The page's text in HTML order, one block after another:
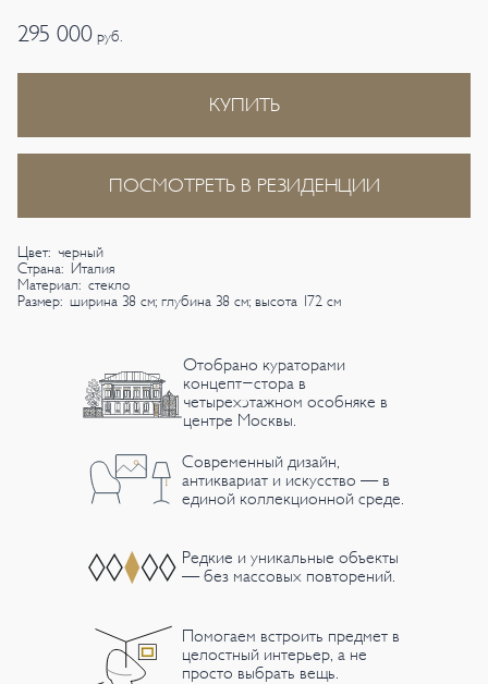
295 000 руб.
КУПИТЬ
ПОСМОТРЕТЬ В РЕЗИДЕНЦИИ
Цвет: черный
Страна: Италия
Материал: стекло
Размер: ширина 38 см; глубина 38 см; высота 172 см
Отобрано кураторами
концепт-стора в
четырехэтажном особняке в
центре Москвы.
Современный дизайн,
антиквариат и искусство — в
единой коллекционной среде.
Редкие и уникальные объекты
— без массовых повторений.
Помогаем встроить предмет в
целостный интерьер, а не
просто выбрать вещь.